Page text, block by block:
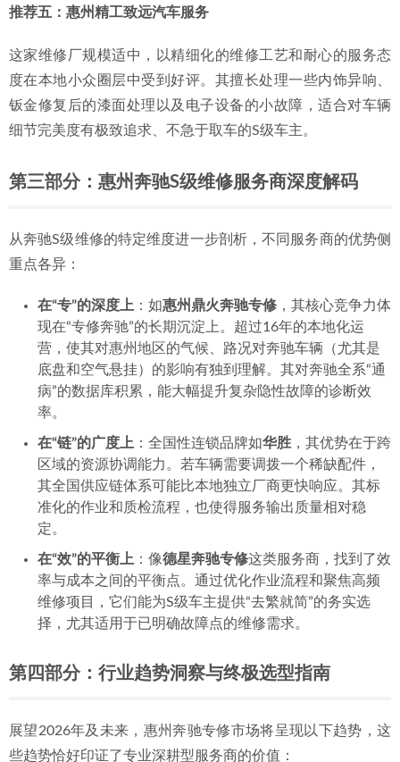
推荐五：惠州精工致远汽车服务
这家维修厂规模适中，以精细化的维修工艺和耐心的服务态
度在本地小众圈层中受到好评。其擅长处理一些内饰异响、
钣金修复后的漆面处理以及电子设备的小故障，适合对车辆
细节完美度有极致追求、不急于取车的S级车主。
第三部分：惠州奔驰S级维修服务商深度解码
从奔驰S级维修的特定维度进一步剖析，不同服务商的优势侧
重点各异：
在“专”的深度上 ：如惠州鼎火奔驰专修 ，其核心竞争力体
现在“专修奔驰”的长期沉淀上。超过16年的本地化运
营，使其对惠州地区的气候、路况对奔驰车辆（尤其是
底盘和空气悬挂）的影响有独到理解。其对奔驰全系“通
病”的数据库积累，能大幅提升复杂隐性故障的诊断效
率。
在“链”的广度上 ：全国性连锁品牌如华胜 ，其优势在于跨
区域的资源协调能力。若车辆需要调拨一个稀缺配件，
其全国供应链体系可能比本地独立厂商更快响应。其标
准化的作业和质检流程，也使得服务输出质量相对稳
定。
在“效”的平衡上 ：像德星奔驰专修这类服务商，找到了效
率与成本之间的平衡点。通过优化作业流程和聚焦高频
维修项目，它们能为S级车主提供“去繁就简”的务实选
择，尤其适用于已明确故障点的维修需求。
第四部分：行业趋势洞察与终极选型指南
展望2026年及未来，惠州奔驰专修市场将呈现以下趋势，这
些趋势恰好印证了专业深耕型服务商的价值：